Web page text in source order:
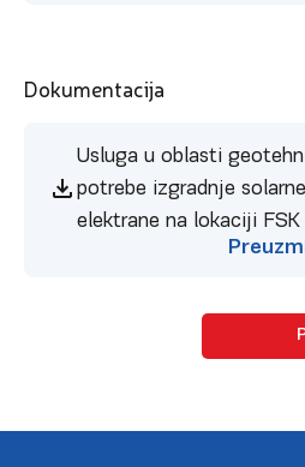
Dokumentacija
Usluga u oblasti
potrebe izgradnje
elektrane na lokaciji FSK